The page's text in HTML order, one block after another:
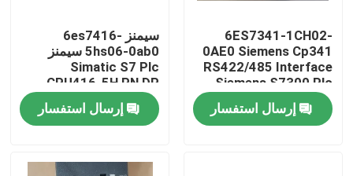
المنزل
المنتجات
6ES7341-1CH02-
0AE0 Siemens Cp341
RS422/485 Interface
Siemens S7300 Plc
Safety Cpu
إرسال استفسار
سيمنز 6es7416-
5hs06-0ab0 سيمنز
Simatic S7 Plc
CPU416-5H PN DP
16MB F وحدة المعالجة
المركزيةإرسال استفسار